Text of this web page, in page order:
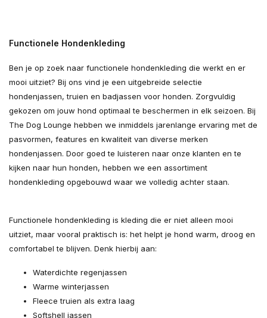
Functionele Hondenkleding
Ben je op zoek naar functionele hondenkleding die werkt en er
mooi uitziet? Bij ons vind je een uitgebreide selectie
hondenjassen, truien en badjassen voor honden. Zorgvuldig
gekozen om jouw hond optimaal te beschermen in elk seizoen. Bij
The Dog Lounge hebben we inmiddels jarenlange ervaring met de
pasvormen, features en kwaliteit van diverse merken
hondenjassen. Door goed te luisteren naar onze klanten en te
kijken naar hun honden, hebben we een assortiment
hondenkleding opgebouwd waar we volledig achter staan.
Functionele hondenkleding is kleding die er niet alleen mooi
uitziet, maar vooral praktisch is: het helpt je hond warm, droog en
comfortabel te blijven. Denk hierbij aan:
Waterdichte regenjassen
Warme winterjassen
Fleece truien als extra laag
Softshell jassen